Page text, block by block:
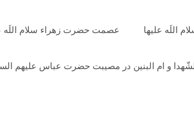
اللَه علیها عصمت حضرت زهراء سلام اللَه
و ام البنین در مصیبت حضرت عباس علیهم